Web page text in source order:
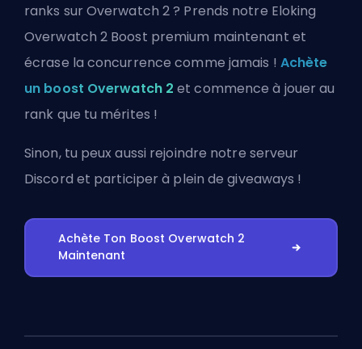
ranks sur Overwatch 2 ? Prends notre Eloking
Overwatch 2 Boost premium maintenant et
écrase la concurrence comme jamais ! Achète
un boost Overwatch 2 et commence à jouer au
rank que tu mérites !
Sinon, tu peux aussi rejoindre notre serveur
Discord et participer à plein de giveaways !
Achète Ton Boost Overwatch 2
Maintenant